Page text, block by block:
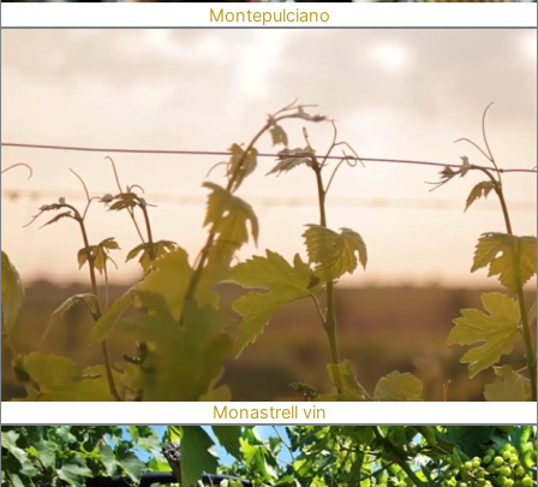
Montepulciano
Monastrell vin